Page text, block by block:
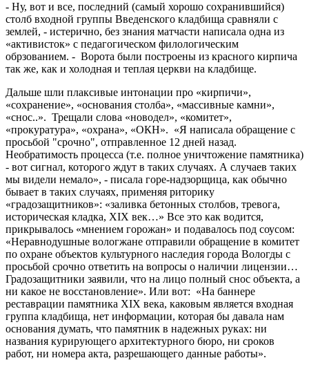
- Ну, вот и все, последний (самый хорошо сохранившийся)
столб входной группы Введенского кладбища сравняли с
землей, - истерично, без знания матчасти написала одна из
«активисток» с педагогическом филологическим
обрзованием. - Ворота были построены из красного кирпича
так же, как и холодная и теплая церкви на кладбище.
Дальше шли плаксивые интонации про «кирпичи»,
«сохранение», «основания столба», «массивные камни»,
«снос..». Трещали слова «новодел», «комитет»,
«прокуратура», «охрана», «ОКН». «Я написала обращение с
просьбой "срочно", отправленное 12 дней назад.
Необратимость процесса (т.е. полное уничтожение памятника)
- вот сигнал, которого ждут в таких случаях. А случаев таких
мы видели немало», - писала горе-надзорщица, как обычно
бывает в таких случаях, применяя риторику
«градозащитников»: «заливка бетонных столбов, тревога,
историческая кладка, XIX век…» Все это как водится,
прикрывалось «мнением горожан» и подавалось под соусом:
«Неравнодушные вологжане отправили обращение в комитет
по охране объектов культурного наследия города Вологды с
просьбой срочно ответить на вопросы о наличии лицензии…
Градозащитники заявили, что на лицо полный снос объекта, а
ни какое не восстановление». Или вот: «На баннере
реставрации памятника XIX века, каковым является входная
группа кладбища, нет информации, которая бы давала нам
основания думать, что памятник в надежных руках: ни
названия курирующего архитектурного бюро, ни сроков
работ, ни номера акта, разрешающего данные работы».